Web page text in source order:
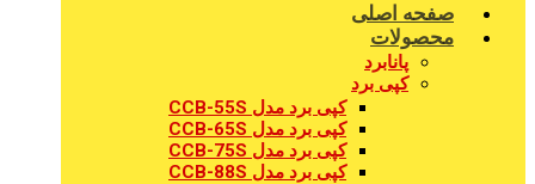
صفحه اصلی
محصولات
پانابرد
کپی برد
کپی برد مدل CCB-55S
کپی برد مدل CCB-65S
کپی برد مدل CCB-75S
کپی برد مدل CCB-88S